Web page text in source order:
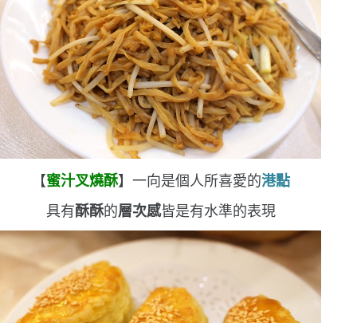
【蜜汁叉燒酥】 一向是個人所喜愛的港點
具有酥酥的層次感皆是有水準的表現